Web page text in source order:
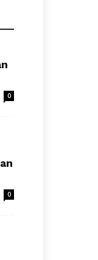
0
0